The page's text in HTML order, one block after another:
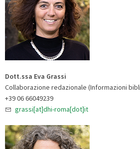
Dott.ssa Eva Grassi
Collaborazione redazionale (Informazioni
+39 06 66049239
grassi[at]dhi-roma[dot]it